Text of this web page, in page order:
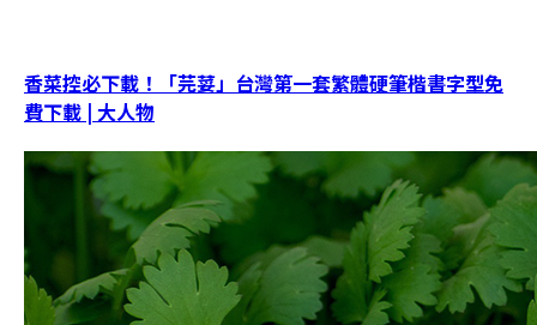
香菜控必下載！「芫荽」台灣第一套繁體硬筆楷書字型免
費下載 | 大人物